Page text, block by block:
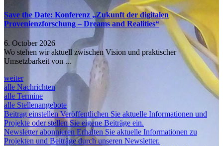
Save the Date: Konferenz „Zukunft der digitalen
Provenienzforschung – Dreams and Realities“
6. October 2026
Wo stehen wir aktuell zwischen Vision und praktischer
Umsetzbarkeit von ...
weiter
alle Nachrichten
alle Termine
alle Stellenangebote
Beitrag einstellen Veröffentlichen Sie aktuelle Informationen und
Projekte oder stellen Sie eigene Beiträge ein.
Newsletter abonnieren Erhalten Sie aktuelle Informationen zu
Projekten und Beiträge durch unseren Newsletter.